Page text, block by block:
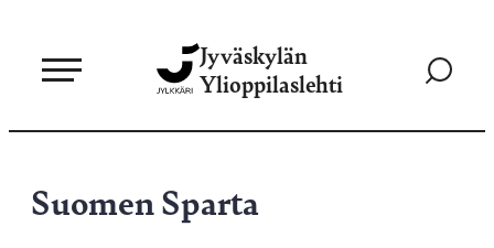
sisältöön
Jyväskylän
Ylioppilaslehti
Siirry
Suomen Sparta